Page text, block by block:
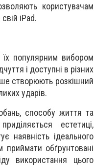
користувачам
iPad.
їх популярним вибором
і доступні в різних
створюють розкішний
ударів.
способу життя та
естетиці,
наявність ідеального
приймати обґрунтовані
використання цього